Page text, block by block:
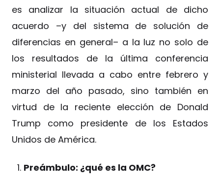
es analizar la situación actual de dicho
acuerdo –y del sistema de solución de
diferencias en general– a la luz no solo de
los resultados de la última conferencia
ministerial llevada a cabo entre febrero y
marzo del año pasado, sino también en
virtud de la reciente elección de Donald
Trump como presidente de los Estados
Unidos de América.
Preámbulo: ¿qué es la OMC?